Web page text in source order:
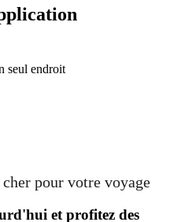
seul endroit
pour votre voyage
et profitez des